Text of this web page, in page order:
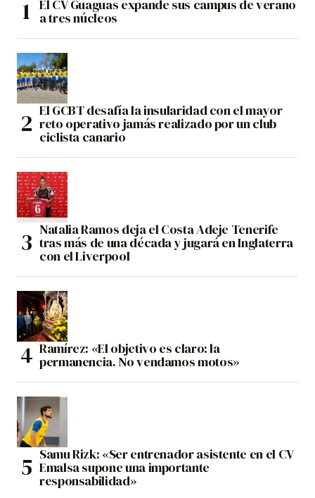
El CV Guaguas expande sus campus de verano
a tres núcleos
El GCBT desafía la insularidad con el mayor
reto operativo jamás realizado por un club
ciclista canario
Natalia Ramos deja el Costa Adeje Tenerife
tras más de una década y jugará en Inglaterra
con el Liverpool
Ramírez: «El objetivo es claro: la
permanencia. No vendamos motos»
Samu Rizk: «Ser entrenador asistente en el CV
Emalsa supone una importante
responsabilidad»